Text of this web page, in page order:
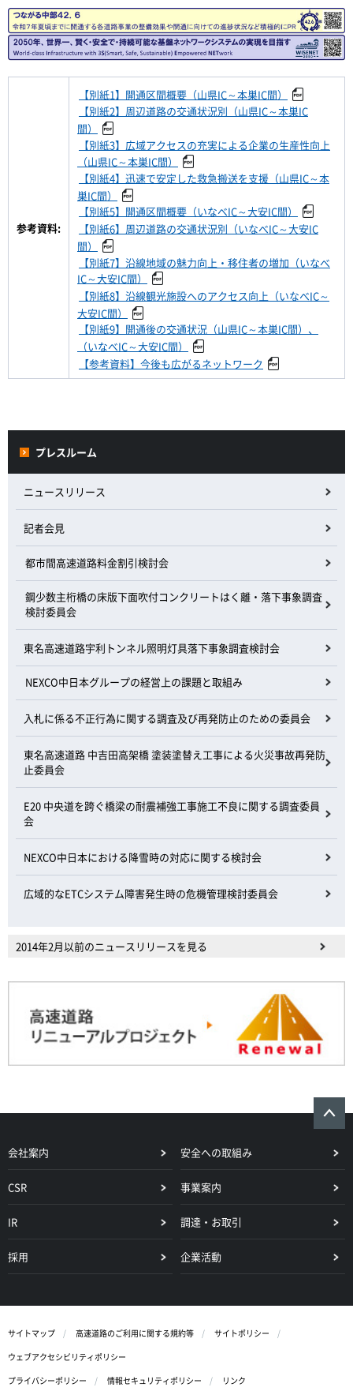
参考資料:
【別紙1】開通区間概要（山県IC～本巣IC間）
【別紙2】周辺道路の交通状況別（山県IC～本巣IC
間）
【別紙3】広域アクセスの充実による企業の生産性向上
（山県IC～本巣IC間）
【別紙4】迅速で安定した救急搬送を支援（山県IC～本
巣IC間）
【別紙5】開通区間概要（いなべIC～大安IC間）
【別紙6】周辺道路の交通状況別（いなべIC～大安IC
間）
【別紙7】沿線地域の魅力向上・移住者の増加（いなべ
IC～大安IC間）
【別紙8】沿線観光施設へのアクセス向上（いなべIC～
大安IC間）
【別紙9】開通後の交通状況（山県IC～本巣IC間）、
（いなべIC～大安IC間）
【参考資料】今後も広がるネットワーク
プレスルーム
ニュースリリース
記者会見
都市間高速道路料金割引検討会
鋼少数主桁橋の床版下面吹付コンクリートはく離・落下事象調査
検討委員会
東名高速道路宇利トンネル照明灯具落下事象調査検討会
NEXCO中日本グループの経営上の課題と取組み
入札に係る不正行為に関する調査及び再発防止のための委員会
東名高速道路 中吉田高架橋 塗装塗替え工事による火災事故再発防
止委員会
E20 中央道を跨ぐ橋梁の耐震補強工事施工不良に関する調査委員
会
NEXCO中日本における降雪時の対応に関する検討会
広域的なETCシステム障害発生時の危機管理検討委員会
2014年2月以前のニュースリリースを見る
会社案内 安全への取組み
CSR 事業案内
IR 調達・お取引
採用 企業活動
サイトマップ 高速道路のご利用に関する規約等
サイトポリシー
ウェブアクセシビリティポリシー
プライバシーポリシー
情報セキュリティポリシー リンク